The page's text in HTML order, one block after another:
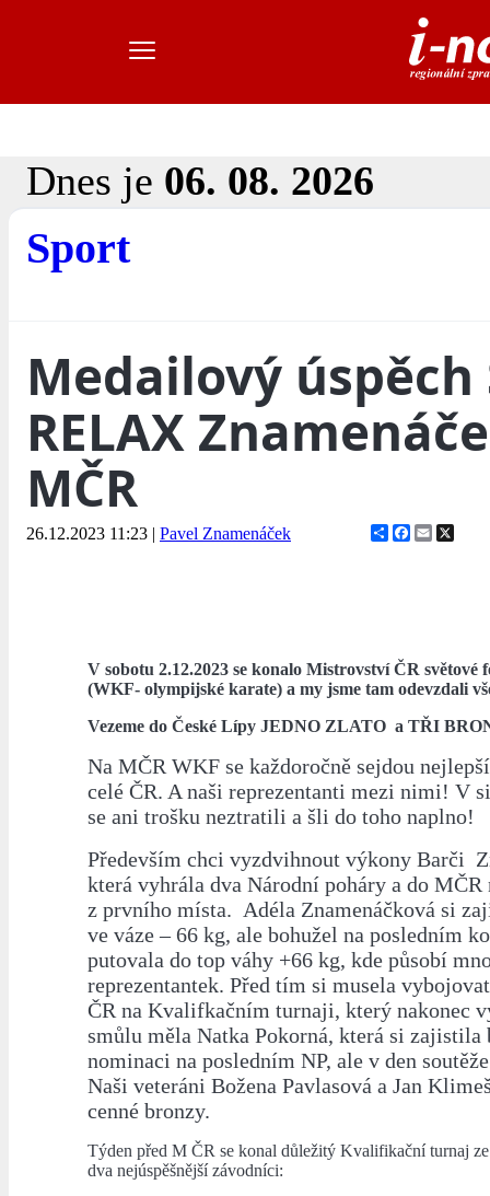
Dnes je 06. 08. 2026
Sport
Medailový úspěch
RELAX
MČR
26.12.2023 11:23 | Pavel Znamenáček ShareFacebook
Email
V sobotu 2.12.2023 se konalo Mistrovství ČR světové
(WKF- olympijské karate) a my jsme tam odevzdali
Vezeme do České Lípy JEDNO ZLATO a TŘI
Na MČR WKF se každoročně sejdou
celé ČR. A naši reprezentanti mezi nimi! V
se ani trošku neztratili a šli do toho naplno!
Především chci vyzdvihnout výkony Barči
která vyhrála dva Národní poháry a do MČR
z prvního místa. Adéla Znamenáčková si
ve váze – 66 kg, ale bohužel na posledním
putovala do top váhy +66 kg, kde působí
reprezentantek. Před tím si musela
ČR na Kvalifkačním turnaji, který nakonec
smůlu měla Natka Pokorná, která si zajistila
nominaci na posledním NP, ale v den
Naši veteráni Božena Pavlasová a Jan
cenné bronzy.
Týden před M ČR se konal důležitý Kvalifikační turnaj
dva nejúspěšnější závodníci: